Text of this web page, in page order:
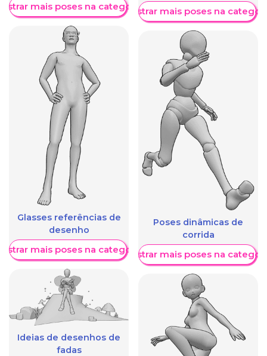
mais poses na categoria
Glasses referências de
desenho
mais poses na categoria
Ideias de desenhos de
fadas
Mostrar mais poses na
Poses dinâmicas de
corrida
Mostrar mais poses na